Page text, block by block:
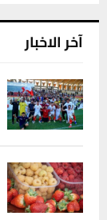
آخر الاخبار